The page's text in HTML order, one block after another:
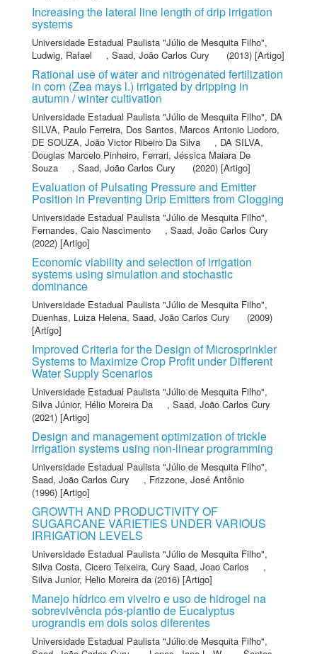
Increasing the lateral line length of drip irrigation
systems
Universidade Estadual Paulista "Júlio de Mesquita Filho",
Ludwig, Rafael
, Saad, João Carlos Cury (2013) [Artigo]
Rational use of water and nitrogenated fertilization
in corn (Zea mays l.) irrigated by dripping in
autumn / winter cultivation
Universidade Estadual Paulista "Júlio de Mesquita Filho", DA
SILVA, Paulo Ferreira, Dos Santos, Marcos Antonio Liodoro,
DE SOUZA, João Victor Ribeiro Da Silva
, DA SILVA,
Douglas Marcelo Pinheiro, Ferrari, Jéssica Maiara De
Souza
, Saad, João Carlos Cury (2020) [Artigo]
Evaluation of Pulsating Pressure and Emitter
Position in Preventing Drip Emitters from Clogging
Universidade Estadual Paulista "Júlio de Mesquita Filho",
Fernandes, Caio Nascimento
, Saad, João Carlos Cury
(2022) [Artigo]
Economic viability and selection of irrigation
systems using simulation and stochastic
dominance
Universidade Estadual Paulista "Júlio de Mesquita Filho",
Duenhas, Luiza Helena, Saad, João Carlos Cury
(2009)
[Artigo]
Improved Criteria for the Design of Microsprinkler
Systems to Maximize Crop Profit under Different
Water Supply Scenarios
Universidade Estadual Paulista "Júlio de Mesquita Filho",
Silva Júnior, Hélio Moreira Da
, Saad, João Carlos Cury
(2021) [Artigo]
Design and management optimization of trickle
irrigation systems using non-linear programming
Universidade Estadual Paulista "Júlio de Mesquita Filho",
Saad, João Carlos Cury
, Frizzone, José Antônio
(1996) [Artigo]
GROWTH AND PRODUCTIVITY OF
SUGARCANE VARIETIES UNDER VARIOUS
IRRIGATION LEVELS
Universidade Estadual Paulista "Júlio de Mesquita Filho",
Silva Costa, Cicero Teixeira, Cury Saad, Joao Carlos
,
Silva Junior, Helio Moreira da (2016) [Artigo]
Manejo hídrico em viveiro e uso de hidrogel na
sobrevivência pós-plantio de Eucalyptus
urograndis em dois solos diferentes
Universidade Estadual Paulista "Júlio de Mesquita Filho",